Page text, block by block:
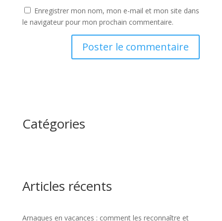
Enregistrer mon nom, mon e-mail et mon site dans
le navigateur pour mon prochain commentaire.
Catégories
Articles récents
Arnaques en vacances : comment les reconnaître et